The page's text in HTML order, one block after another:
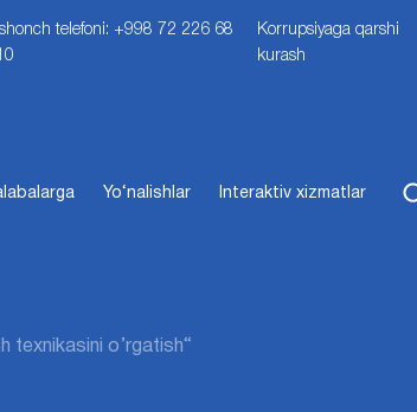
Ishonch telefoni: +998 72 226 68
Korrupsiyaga qarshi
kurash
Yo‘nalishlar Interaktiv xizmatlar
texnikasini o’rgatish“